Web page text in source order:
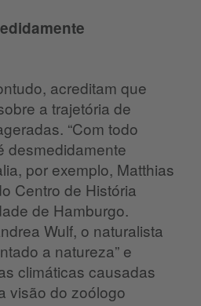
acreditam que
a trajetória de
“Com todo
desmedidamente
por exemplo, Matthias
Centro de História
de Hamburgo.
Wulf, o naturalista
a natureza” e
climáticas causadas
visão do zoólogo